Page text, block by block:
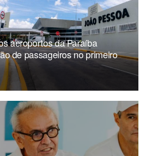
o valor do indicador de pobreza do
89, inferior ao parâmetro atual
2011, o valor de R$ 70 para o
com o valor global daquela
dia).
aeroportos da Paraíba
de passageiros no primeiro